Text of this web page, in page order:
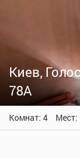
Киев,
78А
Комнат: 4 Мест: